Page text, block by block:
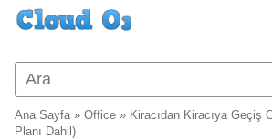
Ana Sayfa» Office » Kiracıdan Kiracıya Geçiş
Planı Dahil)